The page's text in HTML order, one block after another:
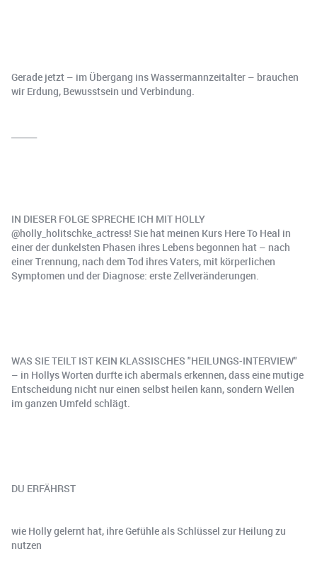
Gerade jetzt – im Übergang ins Wassermannzeitalter – brauchen
wir Erdung, Bewusstsein und Verbindung.
IN DIESER FOLGE SPRECHE ICH MIT HOLLY
@holly_holitschke_actress! Sie hat meinen Kurs Here To Heal in
einer der dunkelsten Phasen ihres Lebens begonnen hat – nach
einer Trennung, nach dem Tod ihres Vaters, mit körperlichen
Symptomen und der Diagnose: erste Zellveränderungen.
WAS SIE TEILT IST KEIN KLASSISCHES "HEILUNGS-INTERVIEW"
– in Hollys Worten durfte ich abermals erkennen, dass eine mutige
Entscheidung nicht nur einen selbst heilen kann, sondern Wellen
im ganzen Umfeld schlägt.
️DU ERFÄHRST
wie Holly gelernt hat, ihre Gefühle als Schlüssel zur Heilung zu
nutzen